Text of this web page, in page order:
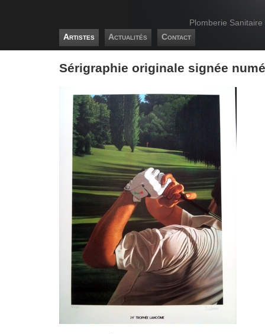
Sérigraphie originale signée
Plomberie
Artistes
Actualités Contact